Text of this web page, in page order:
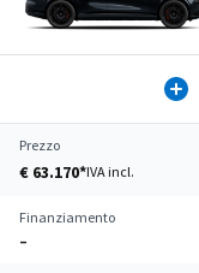
Prezzo
€ 63.170*IVA incl.
Finanziamento
–